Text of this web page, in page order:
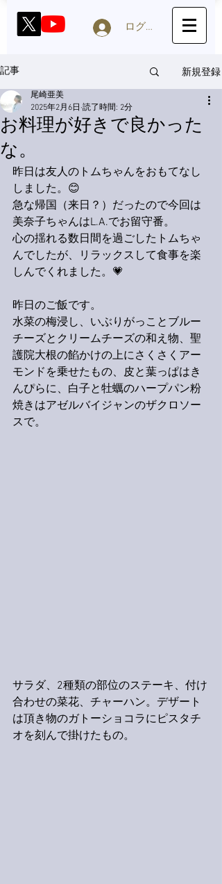
ログイン
記事 新規登録
お料理が好きで良かった
な。
尾崎亜美
2025年2月6日 読了時間: 2分
昨日は友人のトムちゃんをおもてなし
しました。😊
急な帰国（来日？）だったので今回は
美奈子ちゃんはL.A.でお留守番。
心の揺れる数日間を過ごしたトムちゃ
んでしたが、リラックスして食事を楽
しんでくれました。💗
昨日のご飯です。
水菜の梅浸し、いぶりがっことブルー
チーズとクリームチーズの和え物、聖
護院大根の餡かけの上にさくさくアー
モンドを乗せたもの、皮と葉っぱはき
んぴらに、白子と牡蠣のハープパン粉
焼きはアゼルバイジャンのザクロソー
スで。
サラダ、2種類の部位のステーキ、付け
合わせの菜花、チャーハン。デザート
は頂き物のガトーショコラにピスタチ
オを刻んで掛けたもの。